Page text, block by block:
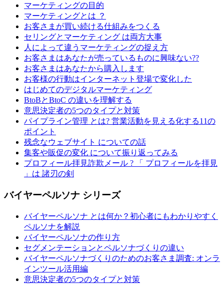
マーケティングの目的
マーケティングとは ？
お客さまが買い続ける仕組みをつくる
セリングとマーケティング は両方大事
人によって違うマーケティングの捉え方
お客さまはあなたが売っているものに興味ない??
お客さまはあなたから購入します
お客様の行動はインターネット登場で変化した
はじめてのデジタルマーケティング
BtoBとBtoC の違いを理解する
意思決定者の5つのタイプと対策
パイプライン管理 とは? 営業活動を見える化する11の
ポイント
残念なウェブサイト についての話
集客や販促の変化 について振り返ってみる
プロフィール拝見詐欺メール ? 「 プロフィールを拝見
」は 諸刃の剣
バイヤーペルソナ シリーズ
バイヤーペルソナ とは何か？初心者にもわかりやすく
ペルソナを解説
バイヤーペルソナの作り方
セグメンテーションとペルソナづくりの違い
バイヤーペルソナづくりのためのお客さま調査: オンラ
インツール活用編
意思決定者の5つのタイプと対策